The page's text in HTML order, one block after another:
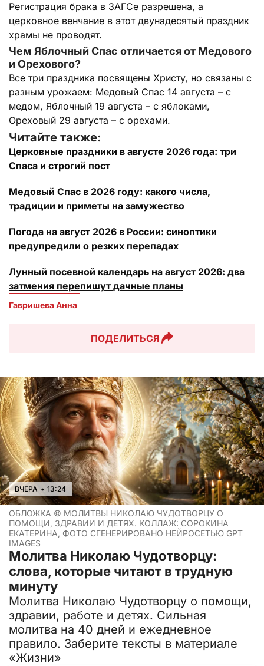
Регистрация брака в ЗАГСе разрешена, а
церковное венчание в этот двунадесятый праздник
храмы не проводят.
Чем Яблочный Спас отличается от Медового
и Орехового?
Все три праздника посвящены Христу, но связаны с
разным урожаем: Медовый Спас 14 августа – с
медом, Яблочный 19 августа – с яблоками,
Ореховый 29 августа – с орехами.
Читайте также:
Церковные праздники в августе 2026 года: три
Спаса и строгий пост
Медовый Спас в 2026 году: какого числа,
традиции и приметы на замужество
Погода на август 2026 в России: синоптики
предупредили о резких перепадах
Лунный посевной календарь на август 2026: два
затмения перепишут дачные планы
Гавришева Анна
ПОДЕЛИТЬСЯ
ВЧЕРА • 13:24
ОБЛОЖКА © МОЛИТВЫ НИКОЛАЮ ЧУДОТВОРЦУ О
ПОМОЩИ, ЗДРАВИИ И ДЕТЯХ. КОЛЛАЖ: СОРОКИНА
ЕКАТЕРИНА, ФОТО СГЕНЕРИРОВАНО НЕЙРОСЕТЬЮ GPT
IMAGES
Молитва Николаю Чудотворцу:
слова, которые читают в трудную
минуту
Молитва Николаю Чудотворцу о помощи,
здравии, работе и детях. Сильная
молитва на 40 дней и ежедневное
правило. Заберите тексты в материале
«Жизни»